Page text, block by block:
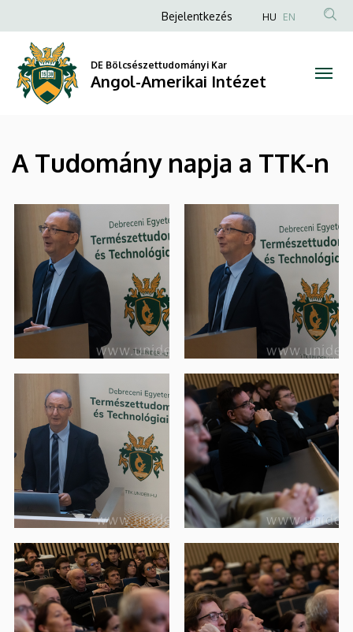
Angol-
Amerikai
Intézet
a
tartalomra
Anonim
fiók
menüje
Bejelentkezés HU EN
DE Bölcsészettudományi Kar
Angol-Amerikai Intézet
A Tudomány napja a TTK-n